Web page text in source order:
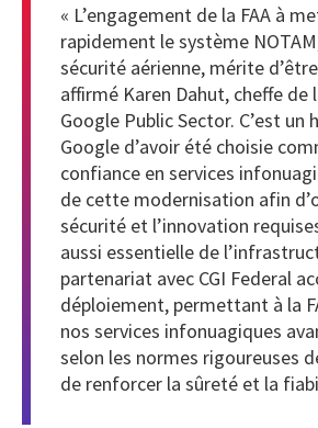
« L’engagement de la FAA à
rapidement le système
sécurité aérienne, mérite
affirmé Karen Dahut, cheffe de
Google Public Sector. C’est un
Google d’avoir été choisie
confiance en services
de cette modernisation afin
sécurité et l’innovation
aussi essentielle de
partenariat avec CGI Federal
déploiement, permettant à la
nos services infonuagiques
selon les normes rigoureuses
de renforcer la sûreté et la